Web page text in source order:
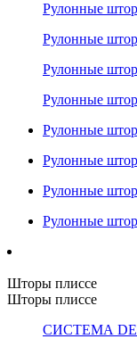
Рулонные
Рулонные
Рулонные
Рулонные
Рулонные
Рулонные
Рулонные
Рулонные
Шторы плиссе
Шторы плиссе
СИСТЕМА